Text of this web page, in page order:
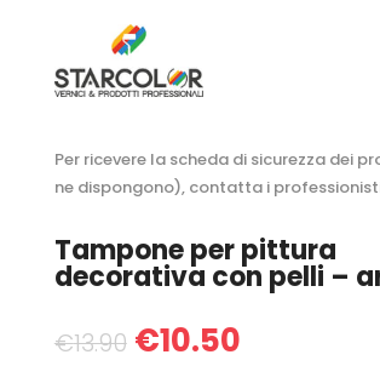
Per ricevere la scheda di sicurezza dei
ne dispongono), contatta i
Tampone per pittura
decorativa con pelli –
€13.90 €10.50